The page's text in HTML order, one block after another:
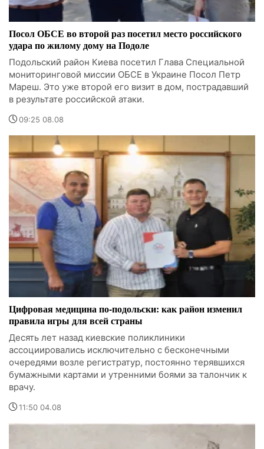
Посол ОБСЕ во второй раз посетил место российского
удара по жилому дому на Подоле
Подольский район Киева посетил Глава Специальной
мониторинговой миссии ОБСЕ в Украине Посол Петр
Мареш. Это уже второй его визит в дом, пострадавший
в результате российской атаки.
09:25 08.08
Цифровая медицина по-подольски: как район изменил
правила игры для всей страны
Десять лет назад киевские поликлиники
ассоциировались исключительно с бесконечными
очередями возле регистратур, постоянно терявшихся
бумажными картами и утренними боями за талончик к
врачу.
11:50 04.08